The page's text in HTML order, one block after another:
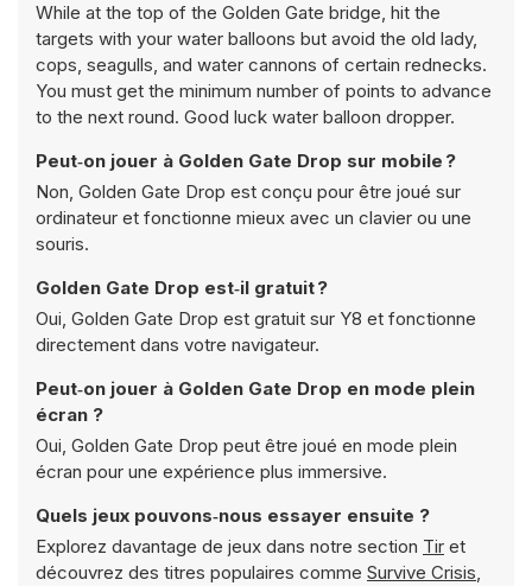
While at the top of the Golden Gate bridge, hit the
targets with your water balloons but avoid the old lady,
cops, seagulls, and water cannons of certain rednecks.
You must get the minimum number of points to advance
to the next round. Good luck water balloon dropper.
Peut‑on jouer à Golden Gate Drop sur mobile ?
Non, Golden Gate Drop est conçu pour être joué sur
ordinateur et fonctionne mieux avec un clavier ou une
souris.
Golden Gate Drop est‑il gratuit ?
Oui, Golden Gate Drop est gratuit sur Y8 et fonctionne
directement dans votre navigateur.
Peut‑on jouer à Golden Gate Drop en mode plein
écran ?
Oui, Golden Gate Drop peut être joué en mode plein
écran pour une expérience plus immersive.
Quels jeux pouvons‑nous essayer ensuite ?
Explorez davantage de jeux dans notre section Tir et
découvrez des titres populaires comme Survive Crisis,